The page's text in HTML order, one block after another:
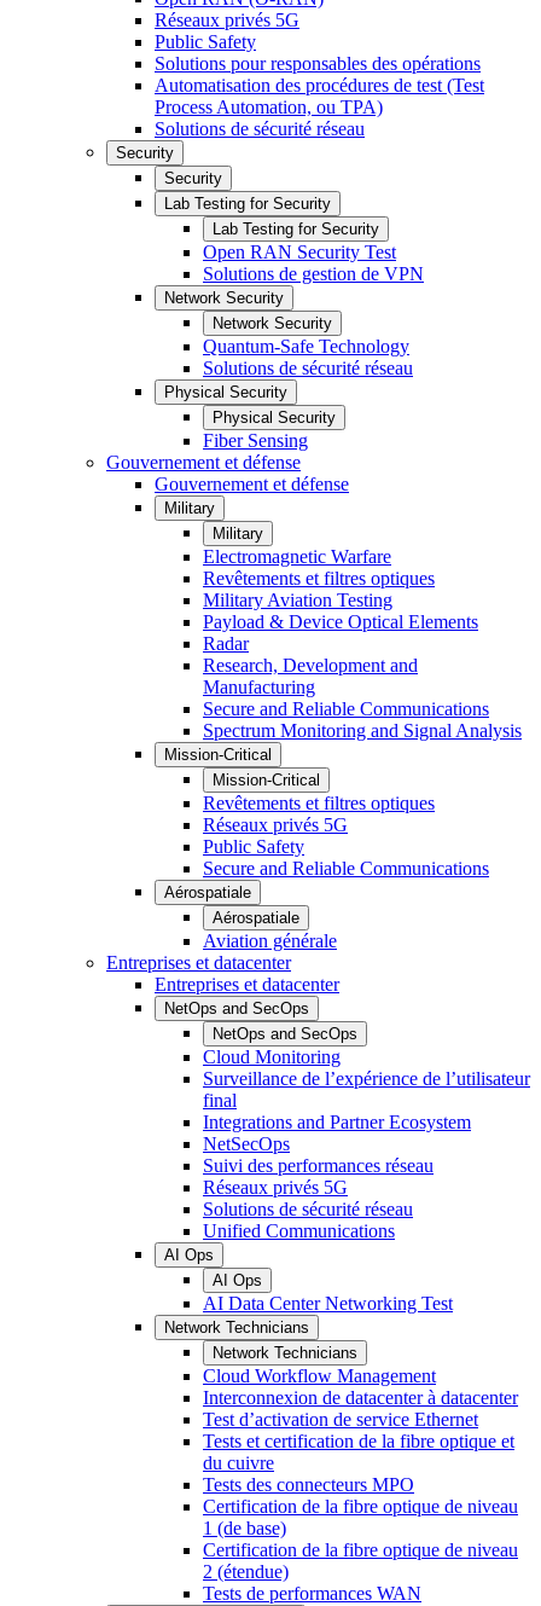
Réseaux privés 5G
Public Safety
Solutions pour responsables des opérations
Automatisation des procédures de test (Test
Process Automation, ou TPA)
Solutions de sécurité réseau
Security
Security
Lab Testing for Security
Lab Testing for Security
Open RAN Security Test
Solutions de gestion de VPN
Network Security
Network Security
Quantum-Safe Technology
Solutions de sécurité réseau
Physical Security
Physical Security
Fiber Sensing
Gouvernement et défense
Gouvernement et défense
Military
Military
Electromagnetic Warfare
Revêtements et filtres optiques
Military Aviation Testing
Payload & Device Optical Elements
Radar
Research, Development and
Manufacturing
Secure and Reliable Communications
Spectrum Monitoring and Signal Analysis
Mission-Critical
Mission-Critical
Revêtements et filtres optiques
Réseaux privés 5G
Public Safety
Secure and Reliable Communications
Aérospatiale
Aérospatiale
Aviation générale
Entreprises et datacenter
Entreprises et datacenter
NetOps and SecOps
NetOps and SecOps
Cloud Monitoring
Surveillance de l’expérience de l’utilisateur
final
Integrations and Partner Ecosystem
NetSecOps
Suivi des performances réseau
Réseaux privés 5G
Solutions de sécurité réseau
Unified Communications
AI Ops
AI Ops
AI Data Center Networking Test
Network Technicians
Network Technicians
Cloud Workflow Management
Interconnexion de datacenter à datacenter
Test d’activation de service Ethernet
Tests et certification de la fibre optique et
du cuivre
Tests des connecteurs MPO
Certification de la fibre optique de niveau
1 (de base)
Certification de la fibre optique de niveau
2 (étendue)
Tests de performances WAN